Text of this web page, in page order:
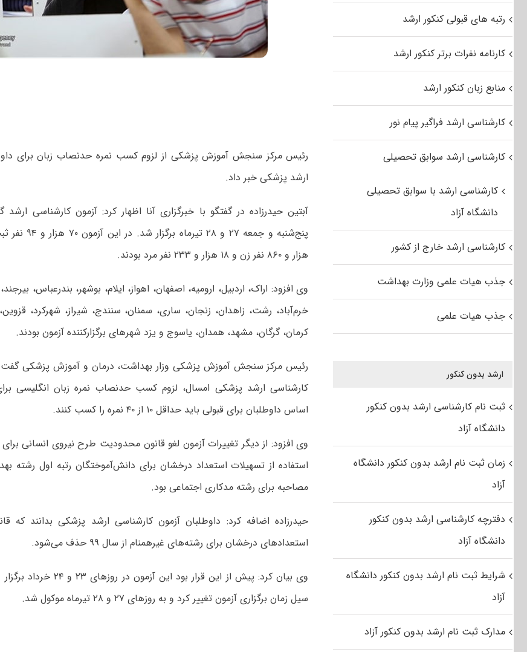
رئیس مرکز سنجش آموزش پزشکی از لزوم کسب نمره حدنصاب زبان برای
ارشد پزشکی خبر داد.
آبتین حیدرزاده در گفتگو با خبرگزاری آنا اظهار کرد: آزمون کارشناسی
هزار و ۸۶۰ نفر زن و ۱۸ هزار و ۲۳۳ نفر مرد بودند.
وی افزود: اراک، اردبیل، ارومیه، اصفهان، اهواز، ایلام، بوشهر، بندرعباس،
خرم‌آباد، رشت، زاهدان، زنجان، ساری، سمنان، سنندج، شیراز، شهرکرد،
کرمان، گرگان، مشهد، همدان، یاسوج و یزد شهرهای برگزارکننده آزمون بودند.
رئیس مرکز سنجش آموزش پزشکی وزار بهداشت، درمان و آموزش پزشکی گفت:
کارشناسی ارشد پزشکی امسال، لزوم کسب حدنصاب نمره زبان انگلیسی
اساس داوطلبان برای قبولی باید حداقل ۱۰ از ۴۰ نمره را کسب کنند.
وی افزود: از دیگر تغییرات آزمون لغو قانون محدودیت طرح نیروی انسانی
استفاده از تسهیلات استعداد درخشان برای دانش‌آموختگان رتبه اول رشته
مصاحبه برای رشته مدکاری اجتماعی بود.
استعدادهای درخشان برای رشته‌های غیرهمنام از سال ۹۹ حذف می‌شود.
وی بیان کرد: پیش از این قرار
سیل زمان برگزاری آزمون تغییر کرد و به روزهای ۲۷ و ۲۸ تیرماه موکول شد.
رتبه های قبولی کنکور ارشد
کارنامه نفرات برتر کنکور ارشد
منابع زبان کنکور ارشد
کارشناسی ارشد فراگیر پیام نور
کارشناسی ارشد سوابق تحصیلی
کارشناسی ارشد با سوابق تحصیلی
دانشگاه آزاد
کارشناسی ارشد خارج از کشور
جذب هیات علمی وزارت بهداشت
جذب هیات علمی
ارشد بدون کنکور
ثبت نام کارشناسی ارشد بدون کنکور
دانشگاه آزاد
زمان ثبت نام ارشد بدون کنکور دانشگاه
آزاد
دفترچه کارشناسی ارشد بدون کنکور
دانشگاه آزاد
شرایط ثبت نام ارشد بدون کنکور دانشگاه
آزاد
مدارک ثبت نام ارشد بدون کنکور آزاد